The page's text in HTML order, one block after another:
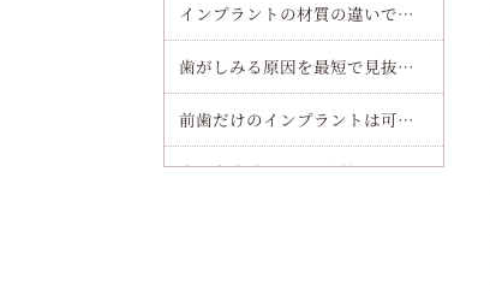
インプラントの材質の違いで選ぶ！チタンとジルコニアを徹底比較してあなたに最適な選び方を解説
歯がしみる原因を最短で見抜く！セルフチェックと見逃せないサインを解説
前歯だけのインプラントは可能？費用や期間も徹底解説！失敗を防ぐ選び方のポイント
歯医者麻酔における種類と副作用一覧｜痛みを抑える最新治療と安全な受け方徹底解説